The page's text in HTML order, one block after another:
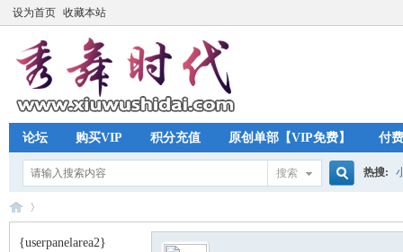
设为首页 收藏本站
论坛 购买VIP 积分充值 原创单部【VIP免费】 付
搜索 热搜:
{userpanelarea2}